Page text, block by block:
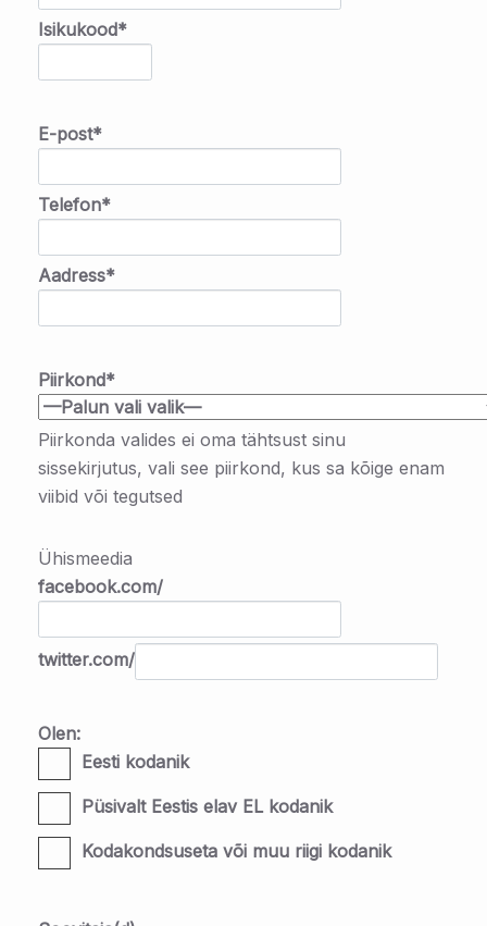
Isikukood*
E-post*
Telefon*
Aadress*
Piirkond*
Piirkonda valides ei oma tähtsust sinu
sissekirjutus, vali see piirkond, kus sa kõige enam
viibid või tegutsed
Ühismeedia
facebook.com/
twitter.com/
Olen:
Eesti kodanik
Püsivalt Eestis elav EL kodanik
Kodakondsuseta või muu riigi kodanik